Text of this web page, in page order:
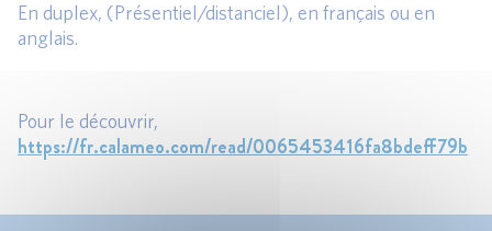
En duplex, (Présentiel/distanciel), en français ou en
anglais.
Pour le découvrir,
https://fr.calameo.com/read/0065453416fa8bdeff79b